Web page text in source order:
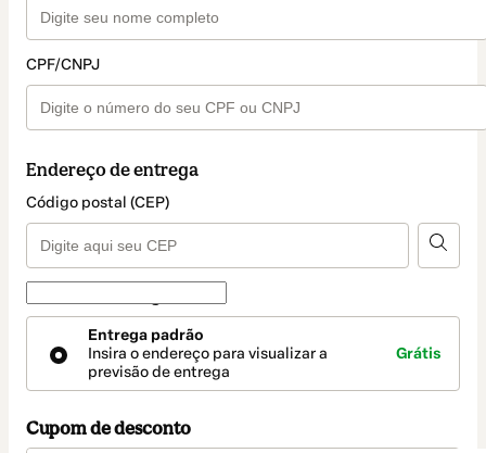
CPF/CNPJ
Endereço de entrega
Código postal (CEP)
Forma
entrega
Entrega padrão
Insira o endereço para visualizar a
previsão de entrega
Grátis
Cupom de desconto